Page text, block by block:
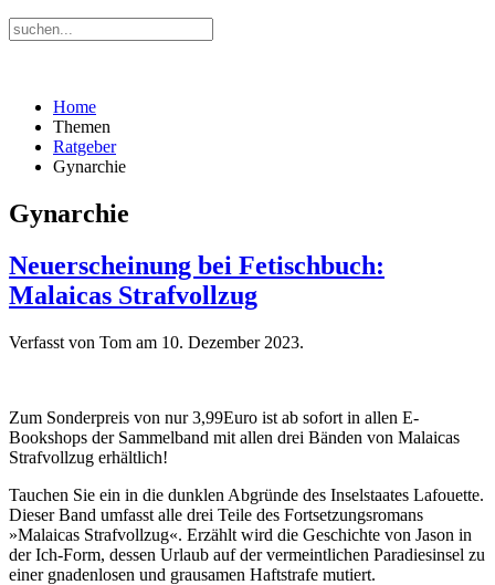
Home
Themen
Ratgeber
Gynarchie
Gynarchie
Neuerscheinung bei Fetischbuch:
Malaicas Strafvollzug
Verfasst von Tom am 10. Dezember 2023.
Zum Sonderpreis von nur 3,99Euro ist ab sofort in allen E-
Bookshops der Sammelband mit allen drei Bänden von Malaicas
Strafvollzug erhältlich!
Tauchen Sie ein in die dunklen Abgründe des Inselstaates Lafouette.
Dieser Band umfasst alle drei Teile des Fortsetzungsromans
»Malaicas Strafvollzug«. Erzählt wird die Geschichte von Jason in
der Ich-Form, dessen Urlaub auf der vermeintlichen Paradiesinsel zu
einer gnadenlosen und grausamen Haftstrafe mutiert.